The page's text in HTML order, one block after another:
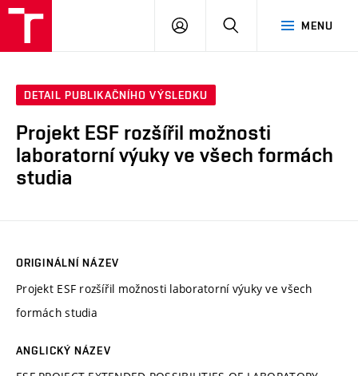
MENU
PŘIHLÁSIT
DETAIL PUBLIKAČNÍHO VÝSLEDKU
Projekt ESF rozšířil možnosti
laboratorní výuky ve všech formách
studia
ORIGINÁLNÍ NÁZEV
Projekt ESF rozšířil možnosti laboratorní výuky ve všech
formách studia
ANGLICKÝ NÁZEV